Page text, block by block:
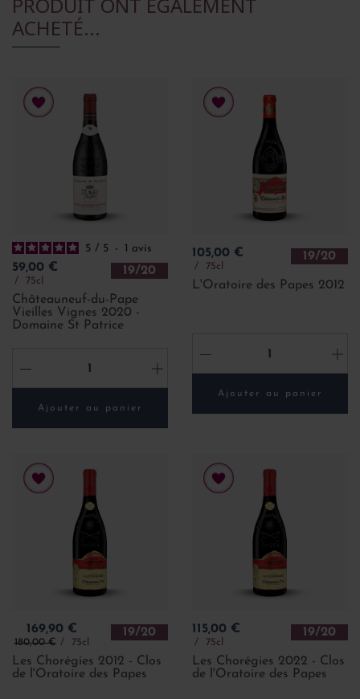
ACHETÉ...
5 / 5 - 1 avis
Prix
59,00 €
75cl
19/20
Châteauneuf-du-Pape
Vieilles Vignes 2020 -
Domaine St Patrice
- +
Ajouter au panier
Prix
105,00 €
75cl
19/20
L'Oratoire des Papes 2012
- +
Ajouter au panier
Prix
169,90 €
Prix de base
180,00 € 75cl
19/20
Les Chorégies 2012 - Clos
de l'Oratoire des Papes
Prix
115,00 €
75cl
19/20
Les Chorégies 2022 - Clos
de l'Oratoire des Papes